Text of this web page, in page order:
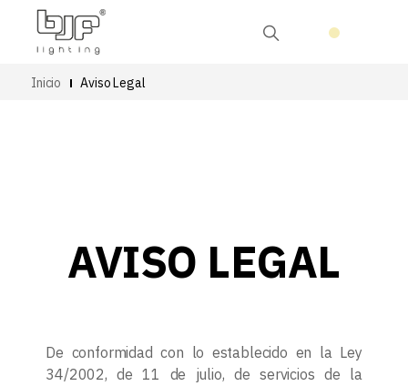
Inicio Aviso Legal
AVISO LEGAL
De conformidad con lo establecido en la Ley
34/2002, de 11 de julio, de servicios de la